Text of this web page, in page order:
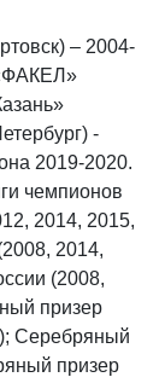
– 2004-
-
2019-2020.
чемпионов
2014, 2015,
2014,
(2008,
призер
Серебряный
призер